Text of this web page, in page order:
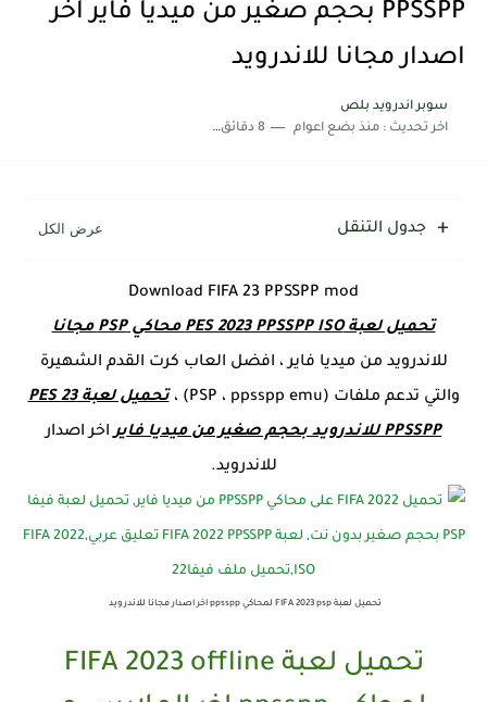
PPSSPP بحجم صغير من ميديا فاير اخر
اصدار مجانا للاندرويد
سوبر اندرويد بلص
اخر تحديث :منذ بضع اعوام 8 دقائق للقراءة
جدول التنقل
Download FIFA 23 PPSSPP mod
تحميل لعبة PES 2023 PPSSPP ISO محاكي PSP مجانا
للاندرويد من ميديا فاير ، افضل العاب كرت القدم الشهيرة
والتي تدعم ملفات (PSP ، ppsspp emu) ،
تحميل لعبة PES 23
PPSSPP للاندرويد بحجم صغير من ميديا فاير
اخر اصدار
للاندرويد.
تحميل لعبة FIFA 2023 psp لمحاكي ppsspp اخر اصدار مجانا للاندرويد
تحميل لعبة FIFA 2023 offline